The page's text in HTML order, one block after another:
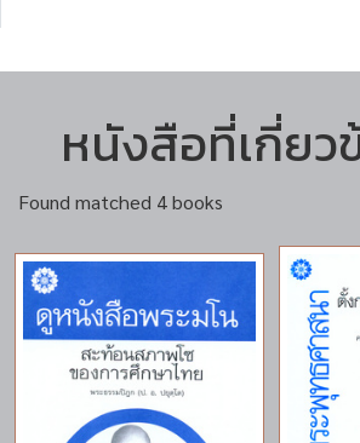
หนังสือที่เกี่ยว
Found matched 4 books